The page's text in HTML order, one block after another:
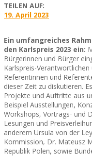
TEILEN AUF:
19. April 2023
Ein umfangreiches
den Karlspreis 2023 ein:
Bürgerinnen und Bürger
Karlspreis-
Referentinnen und
dieser Zeit zu diskutieren.
Projekte und Auftritte aus
Beispiel Ausstellungen,
Workshops, Vortrags- und
Lesungen und
anderem Ursula von der
Kommission, Dr. Mateusz
Republik Polen, sowie